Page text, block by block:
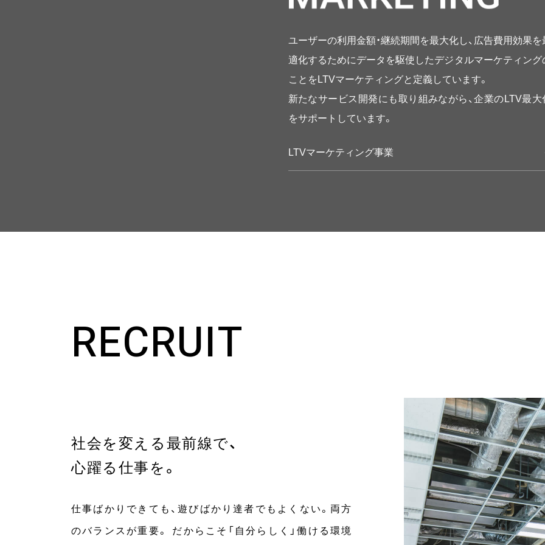
ユーザーの利用金額・継続期間を最大化し、広告費用効果を
適化するためにデータを駆使したデジタルマーケティング
ことをLTVマーケティングと定義しています。
新たなサービス開発にも取り組みながら、企業のLTV最大
をサポートしています。
LTVマーケティング事業
RECRUIT
社会を変える最前線で、
⼼躍る仕事を。
仕事ばかりできても、遊びばかり達者でもよくない。両方
のバランスが重要。 だからこそ「自分らしく」働ける環境